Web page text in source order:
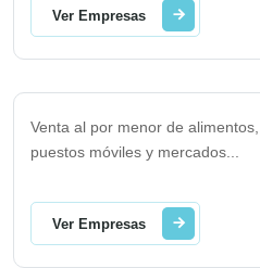
Ver Empresas
Venta al por menor de
puestos móviles y mercados
Ver Empresas